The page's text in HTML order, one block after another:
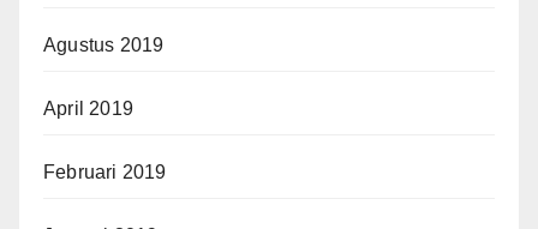
Agustus 2019
April 2019
Februari 2019